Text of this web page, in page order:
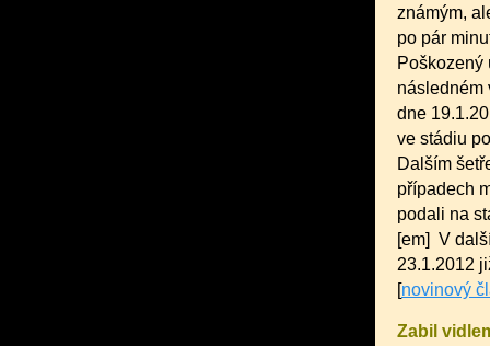
známým,
po pár
Poškozený
následném
dne
ve stádiu
Dalším
případech
podali na
[em] V
23.1.2012
[novinový
Zabil